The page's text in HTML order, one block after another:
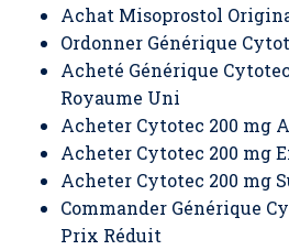
Achat Misoprostol
Ordonner Générique
Acheté Générique
Royaume Uni
Acheter Cytotec 200 mg
Acheter Cytotec 200 mg
Acheter Cytotec 200 mg
Commander Générique
Prix Réduit